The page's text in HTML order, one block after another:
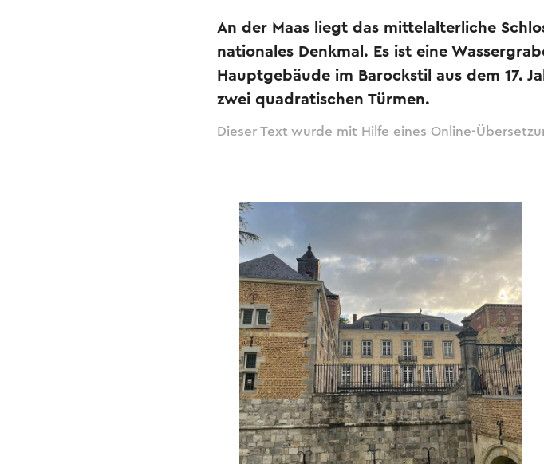
An der Maas liegt das mittelalterliche
nationales Denkmal. Es ist eine
Hauptgebäude im Barockstil aus dem 17.
zwei quadratischen Türmen.
Dieser Text wurde mit Hilfe eines Online-